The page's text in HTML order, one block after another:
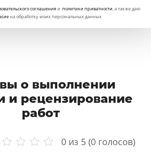
соглашенияи политики приватности, а также даю
на обработку моих персональных данных
о выполнении
и рецензирование
работ
0 из 5 (0 голосов)